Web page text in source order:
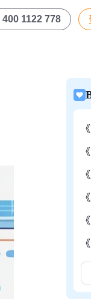
400 1122 778